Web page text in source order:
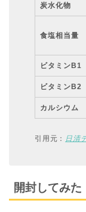
炭水化物
食塩相当量
ビタミンB1
ビタミンB2
カルシウム
引用元： 日清
開封してみた